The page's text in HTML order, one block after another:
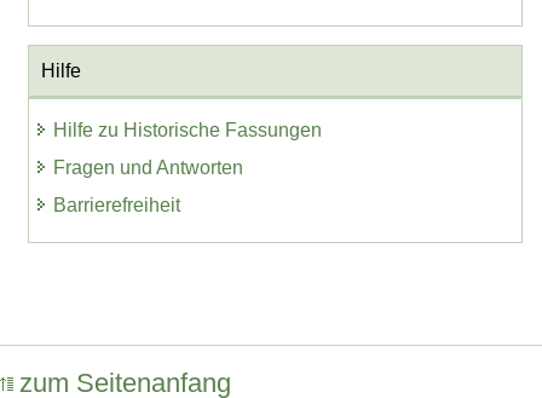
Hilfe
Hilfe zu Historische Fassungen
Fragen und Antworten
Barrierefreiheit
zum Seitenanfang